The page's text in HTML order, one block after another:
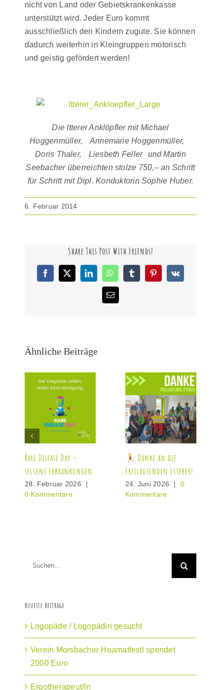
nicht von Land oder Gebietskrankenkasse
unterstützt wird. Jeder Euro kommt
ausschließlich den Kindern zugute. Sie können
dadurch weiterhin in Kleingruppen motorisch
und geistig gefördert werden!
Die Itterer Anklöpfler mit Michael
Hoggenmüller, Annemarie Hoggenmüller,
Doris Thaler, Liesbeth Feller und Martin
Seebacher überreichten stolze 750,– an Schritt
für Schritt mit Dipl. Konduktorin Sophie Huber.
6. Februar 2014
Share This Post With Friends!
Facebook
X LinkedInWhatsAppTumblrPinterest
Vk
E-
Ähnliche Beiträge
Rare Disease Day –
seltene Erkrankungen
28. Februar 2026
|
0 Kommentare
Danke an die
Freilaufenden Itterer!
24. Juni 2026 |
0
Kommentare
Neueste Beiträge
Logopäde / Logopädin gesucht
Verein Morsbacher Hoamatfestl spendet
2000 Euro
Ergotherapeut/In